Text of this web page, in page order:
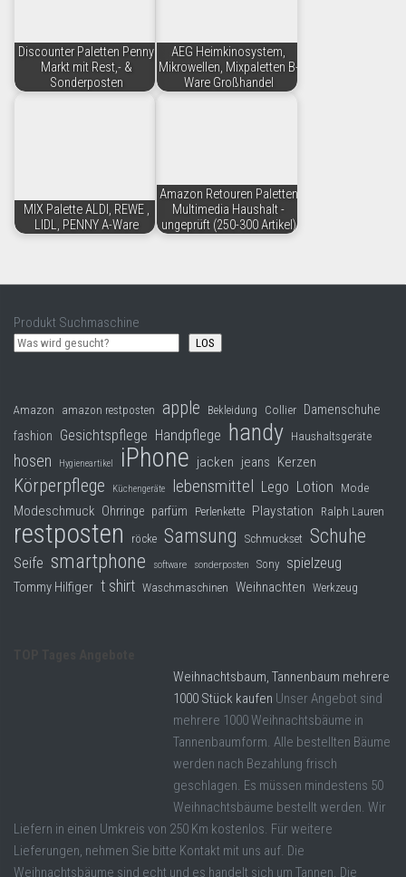
Discounter Paletten Penny
Markt mit Rest,- &
Sonderposten
AEG Heimkinosystem,
Mikrowellen, Mixpaletten B-
Ware Großhandel
MIX Palette ALDI, REWE ,
LIDL, PENNY A-Ware
Amazon Retouren Paletten
Multimedia Haushalt -
ungeprüft (250-300 Artikel)
Produkt Suchmaschine
LOS
Amazon amazon restposten apple Bekleidung Collier Damenschuhe
fashion Gesichtspflege Handpflege handy Haushaltsgeräte
hosen Hygieneartikel iPhone jacken jeans Kerzen
Körperpflege Küchengeräte lebensmittel Lego Lotion Mode
Modeschmuck Ohrringe parfüm Perlenkette Playstation Ralph Lauren
restposten röcke Samsung Schmuckset Schuhe
Seife smartphone software sonderposten Sony spielzeug
Tommy Hilfiger t shirt Waschmaschinen Weihnachten Werkzeug
Weihnachtsbaum, Tannenbaum mehrere
1000 Stück kaufen Unser Angebot sind
mehrere 1000 Weihnachtsbäume in
Tannenbaumform. Alle bestellten Bäume
werden nach Bezahlung frisch
geschlagen. Es müssen mindestens 50
Weihnachtsbäume bestellt werden. Wir
Liefern in einen Umkreis von 250 Km kostenlos. Für weitere
Lieferungen, nehmen Sie bitte Kontakt mit uns auf. Die
Weihnachtsbäume sind echt und es handelt sich um Tannen. Die